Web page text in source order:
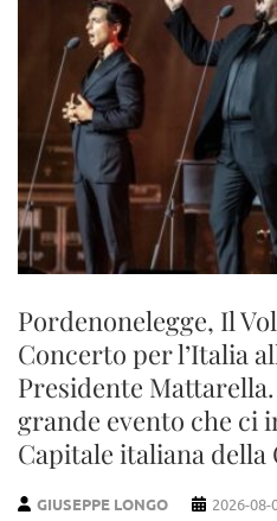
Pordenonelegge, Il
Concerto per l’Italia
Presidente
grande evento che ci
Capitale italiana della
GIUSEPPE LONGO 2026-08-